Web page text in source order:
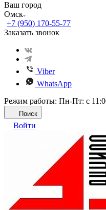
Ваш город
Омск
+7 (950) 170-55-77
Заказать звонок
Viber
WhatsApp
Режим работы: Пн-Пт: с
Поиск
Войти